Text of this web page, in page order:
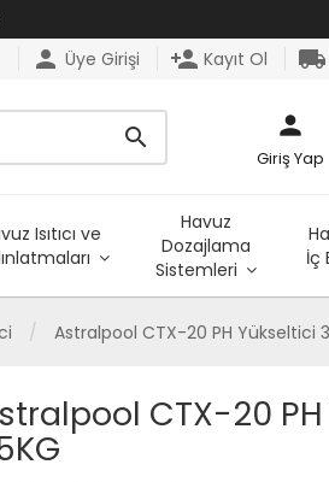
person Üye Girişi person_add Kayıt Ol local_shipping
search person
Giriş Yap
Isıtıcı ve
Havuz
Dozajlama
Sistemleri
İç
Astralpool CTX-20 PH Yükseltici
CTX-20